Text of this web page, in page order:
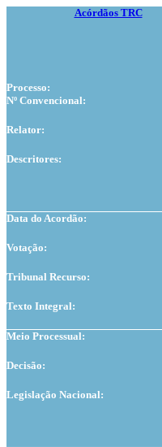
Acórdãos TRC
Processo:
Nº Convencional:
Relator:
Descritores:
Data do Acordão:
Votação:
Tribunal Recurso:
Texto Integral:
Meio Processual:
Decisão:
Legislação Nacional: